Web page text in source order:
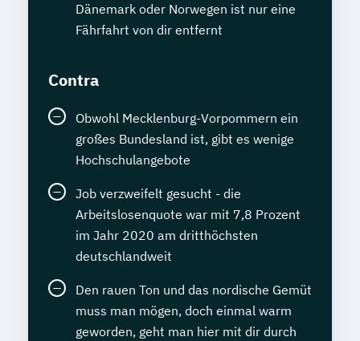
Dänemark oder Norwegen ist nur eine
Fährfahrt von dir entfernt
Contra
Obwohl Mecklenburg-Vorpommern ein
großes Bundesland ist, gibt es wenige
Hochschulangebote
Job verzweifelt gesucht - die
Arbeitslosenquote war mit 7,8 Prozent
im Jahr 2020 am dritthöchsten
deutschlandweit
Den rauen Ton und das nordische Gemüt
muss man mögen, doch einmal warm
geworden, geht man hier mit dir durch